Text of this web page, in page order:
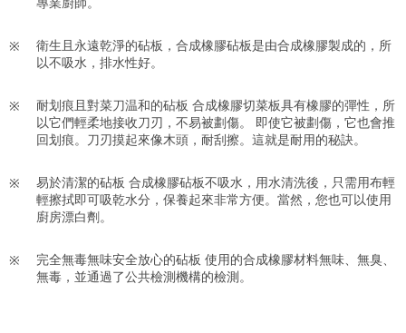
衛生且永遠乾淨的砧板，合成橡膠砧板是由合成橡膠製成的，所
以不吸水，排水性好。
耐划痕且對菜刀温和的砧板 合成橡膠切菜板具有橡膠的彈性，所
以它們輕柔地接收刀刃，不易被劃傷。 即使它被劃傷，它也會推
回划痕。刀刃摸起來像木頭，耐刮擦。這就是耐用的秘訣。
易於清潔的砧板 合成橡膠砧板不吸水，用水清洗後，只需用布輕
輕擦拭即可吸乾水分，保養起來非常方便。當然，您也可以使用
廚房漂白劑。
完全無毒無味安全放心的砧板 使用的合成橡膠材料無味、無臭、
無毒，並通過了公共檢測機構的檢測。